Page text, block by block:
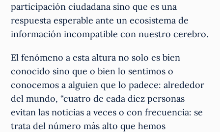
participación ciudadana sino que es una
respuesta esperable ante un ecosistema de
información incompatible con nuestro cerebro.
El fenómeno a esta altura no solo es bien
conocido sino que o bien lo sentimos o
conocemos a alguien que lo padece: alrededor
del mundo, “cuatro de cada diez personas
evitan las noticias a veces o con frecuencia: se
trata del número más alto que hemos